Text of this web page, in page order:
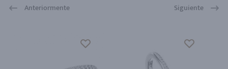
Anteriormente Siguiente